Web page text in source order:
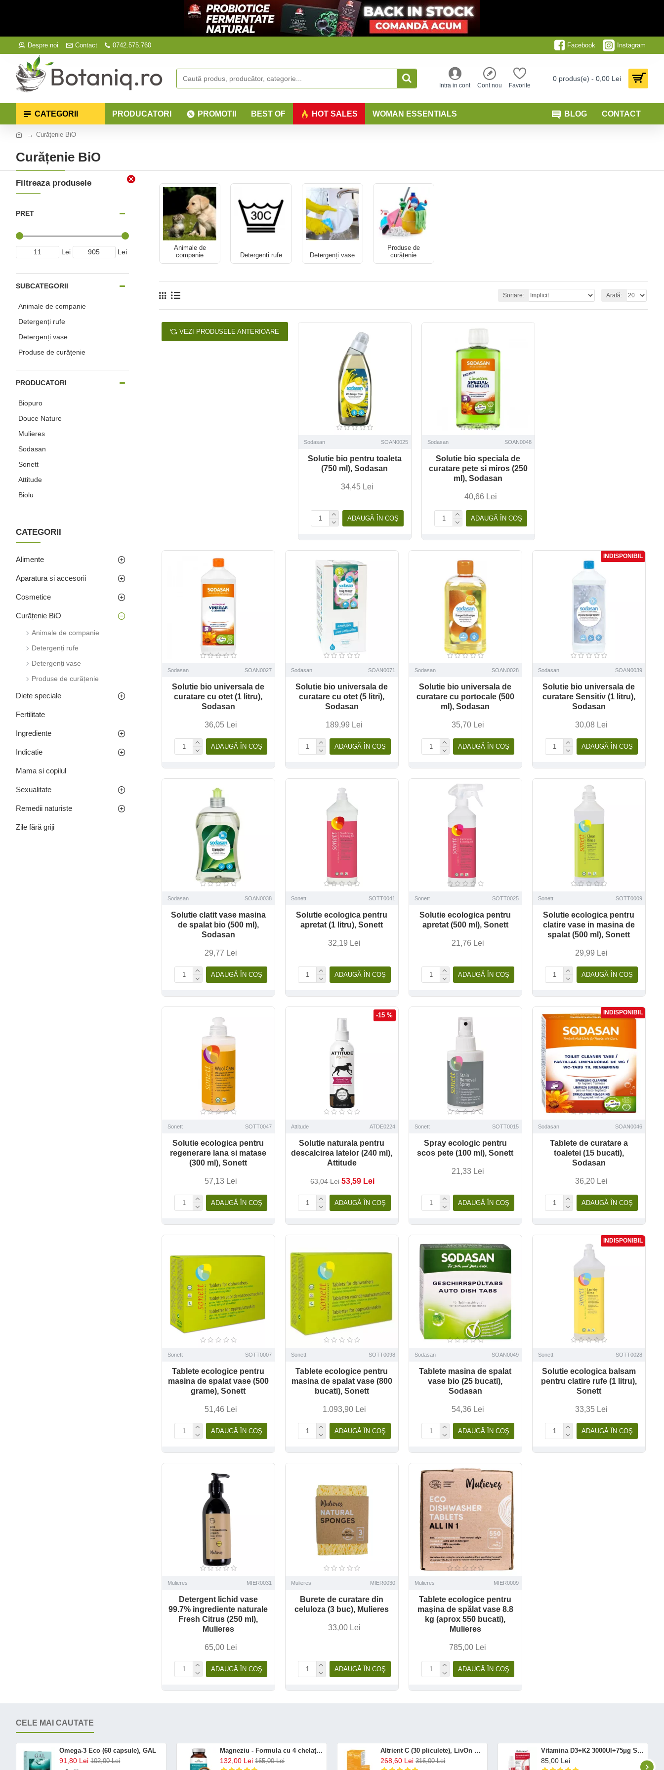
Despre noi Contact 0742.575.760 Facebook Instagram
Intra in cont Cont nou Favorite
0 produs(e) - 0,00 Lei
CATEGORII PRODUCATORI PROMOTII BEST OF HOT SALES WOMAN ESSENTIALS BLOG CONTACT
Curățenie BiO
Curățenie BiO
Filtreaza produsele
PRET
Lei Lei
SUBCATEGORII
Animale de companie
Detergenți rufe
Detergenți vase
Produse de curățenie
PRODUCATORI
Biopuro
Douce Nature
Mulieres
Sodasan
Sonett
Attitude
Biolu
CATEGORII
Alimente
Aparatura si accesorii
Cosmetice
Curățenie BiO
Animale de companie
Detergenți rufe
Detergenți vase
Produse de curățenie
Diete speciale
Fertilitate
Ingrediente
Indicatie
Mama si copilul
Sexualitate
Remedii naturiste
Zile fără griji
Animale de
companie
Detergenți rufe Detergenți vase
Produse de
curățenie
Sortare: Arată:
VEZI PRODUSELE ANTERIOARE
Sodasan SOAN0025
Solutie bio pentru toaleta
(750 ml), Sodasan
34,45 Lei
ADAUGĂ ÎN COŞ
Sodasan SOAN0048
Solutie bio speciala de
curatare pete si miros (250
ml), Sodasan
40,66 Lei
ADAUGĂ ÎN COŞ
Sodasan SOAN0027
Solutie bio universala de
curatare cu otet (1 litru),
Sodasan
36,05 Lei
ADAUGĂ ÎN COŞ
Sodasan SOAN0071
Solutie bio universala de
curatare cu otet (5 litri),
Sodasan
189,99 Lei
ADAUGĂ ÎN COŞ
Sodasan SOAN0028
Solutie bio universala de
curatare cu portocale (500
ml), Sodasan
35,70 Lei
ADAUGĂ ÎN COŞ
INDISPONIBIL
Sodasan SOAN0039
Solutie bio universala de
curatare Sensitiv (1 litru),
Sodasan
30,08 Lei
ADAUGĂ ÎN COŞ
Sodasan SOAN0038
Solutie clatit vase masina
de spalat bio (500 ml),
Sodasan
29,77 Lei
ADAUGĂ ÎN COŞ
Sonett SOTT0041
Solutie ecologica pentru
apretat (1 litru), Sonett
32,19 Lei
ADAUGĂ ÎN COŞ
Sonett SOTT0025
Solutie ecologica pentru
apretat (500 ml), Sonett
21,76 Lei
ADAUGĂ ÎN COŞ
Sonett SOTT0009
Solutie ecologica pentru
clatire vase in masina de
spalat (500 ml), Sonett
29,99 Lei
ADAUGĂ ÎN COŞ
Sonett SOTT0047
Solutie ecologica pentru
regenerare lana si matase
(300 ml), Sonett
57,13 Lei
ADAUGĂ ÎN COŞ
-15 %
Attitude ATDE0224
Solutie naturala pentru
descalcirea latelor (240 ml),
Attitude
63,04 Lei 53,59 Lei
ADAUGĂ ÎN COŞ
Sonett SOTT0015
Spray ecologic pentru
scos pete (100 ml), Sonett
21,33 Lei
ADAUGĂ ÎN COŞ
INDISPONIBIL
Sodasan SOAN0046
Tablete de curatare a
toaletei (15 bucati),
Sodasan
36,20 Lei
ADAUGĂ ÎN COŞ
Sonett SOTT0007
Tablete ecologice pentru
masina de spalat vase (500
grame), Sonett
51,46 Lei
ADAUGĂ ÎN COŞ
Sonett SOTT0098
Tablete ecologice pentru
masina de spalat vase (800
bucati), Sonett
1.093,90 Lei
ADAUGĂ ÎN COŞ
Sodasan SOAN0049
Tablete masina de spalat
vase bio (25 bucati),
Sodasan
54,36 Lei
ADAUGĂ ÎN COŞ
INDISPONIBIL
Sonett SOTT0028
Solutie ecologica balsam
pentru clatire rufe (1 litru),
Sonett
33,35 Lei
ADAUGĂ ÎN COŞ
Mulieres MIER0031
Detergent lichid vase
99.7% ingrediente naturale
Fresh Citrus (250 ml),
Mulieres
65,00 Lei
ADAUGĂ ÎN COŞ
Mulieres MIER0030
Burete de curatare din
celuloza (3 buc), Mulieres
33,00 Lei
ADAUGĂ ÎN COŞ
Mulieres MIER0009
Tablete ecologice pentru
mașina de spălat vase 8.8
kg (aprox 550 bucati),
Mulieres
785,00 Lei
ADAUGĂ ÎN COŞ
CELE MAI CAUTATE
Omega-3 Eco (60 capsule), GAL
91,80 Lei 102,00 Lei
Magneziu - Formula cu 4 chelați (120 capsule), Neutrient
132,00 Lei 165,00 Lei
Altrient C (30 pliculete), LivOn Labs
268,60 Lei 316,00 Lei
Vitamina D3+K2 3000UI+75μg Spray Oral (12 ml), BetterYou
85,00 Lei